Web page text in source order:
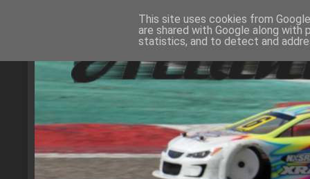
This site uses cookies from
are shared with Google along
statistics, and to detect and